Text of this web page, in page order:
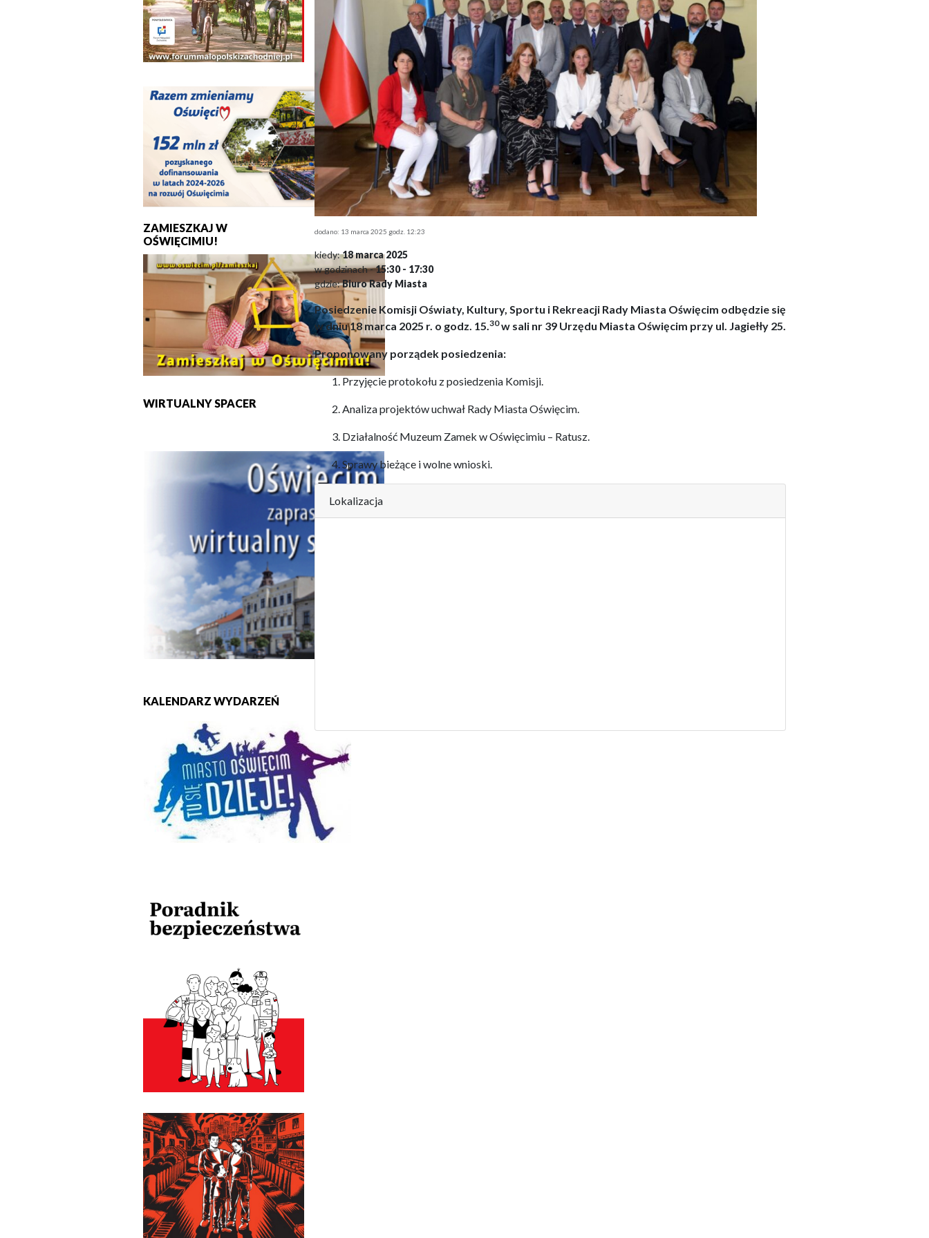
ZAMIESZKAJ W
OŚWIĘCIMIU!
WIRTUALNY SPACER
KALENDARZ WYDARZEŃ
dodano: 13 marca 2025 godz. 12:23
kiedy:18 marca 2025
w godzinach -15:30 - 17:30
gdzie:Biuro Rady Miasta
Posiedzenie Komisji Oświaty, Kultury, Sportu i Rekreacji Rady Miasta Oświęcim odbędzie się
w dniu18 marca 2025 r. o godz. 15.30 w sali nr 39 Urzędu Miasta Oświęcim przy ul. Jagiełły 25.
Proponowany porządek posiedzenia:
Przyjęcie protokołu z posiedzenia Komisji.
Analiza projektów uchwał Rady Miasta Oświęcim.
Działalność Muzeum Zamek w Oświęcimiu – Ratusz.
Sprawy bieżące i wolne wnioski.
Lokalizacja